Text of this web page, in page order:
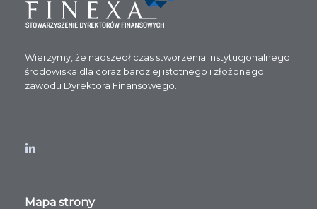
Wierzymy, że nadszedł czas stworzenia instytucjonalnego
środowiska dla coraz bardziej istotnego i złożonego
zawodu Dyrektora Finansowego.​
Mapa strony